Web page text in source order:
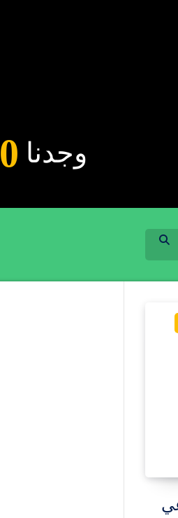
وجدنا 0